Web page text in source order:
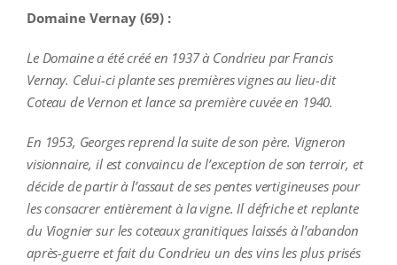
Domaine Vernay (69) :
Le Domaine a été créé en 1937 à Condrieu par Francis
Vernay. Celui-ci plante ses premières vignes au lieu-dit
Coteau de Vernon et lance sa première cuvée en 1940.
En 1953, Georges reprend la suite de son père. Vigneron
visionnaire, il est convaincu de l’exception de son terroir, et
décide de partir à l’assaut de ses pentes vertigineuses pour
les consacrer entièrement à la vigne. Il défriche et replante
du Viognier sur les coteaux granitiques laissés à l’abandon
après-guerre et fait du Condrieu un des vins les plus prisés